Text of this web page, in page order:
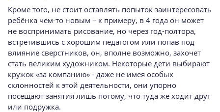
Кроме того, не стоит оставлять попыток заинтересовать
ребёнка чем-то новым – к примеру, в 4 года он может
не воспринимать рисование, но через год-полтора,
встретившись с хорошим педагогом или попав под
влияние сверстников, он, вполне возможно, захочет
стать великим художником. Некоторые дети выбирают
кружок «за компанию» - даже не имея особых
склонностей к этой деятельности, они упорно
посещают занятия лишь потому, что туда же ходит друг
или подружка.